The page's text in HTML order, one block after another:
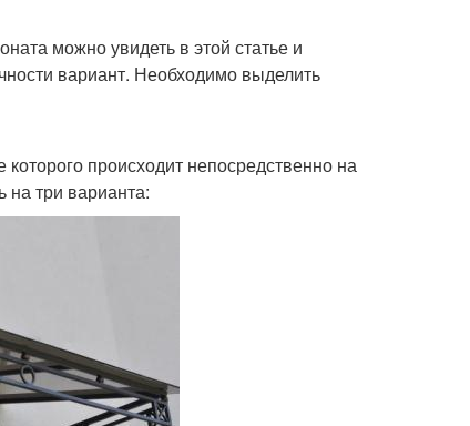
можно увидеть в этой статье и
вариант. Необходимо выделить
происходит непосредственно на
на три варианта: